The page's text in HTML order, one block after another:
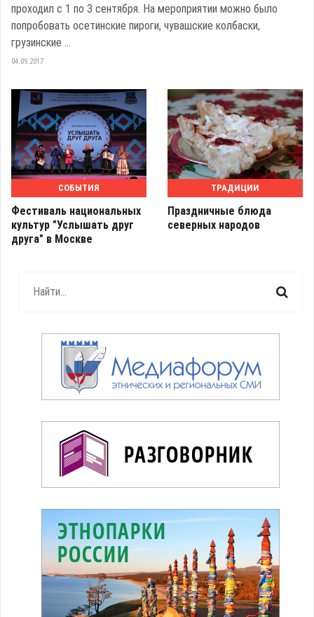
проходил с 1 по 3 сентября. На мероприятии можно было
попробовать осетинские пироги, чувашские колбаски,
грузинские ...
04.09.2017
СОБЫТИЯ
Фестиваль национальных
культур "Услышать друг
друга" в Москве
ТРАДИЦИИ
Праздничные блюда
северных народов